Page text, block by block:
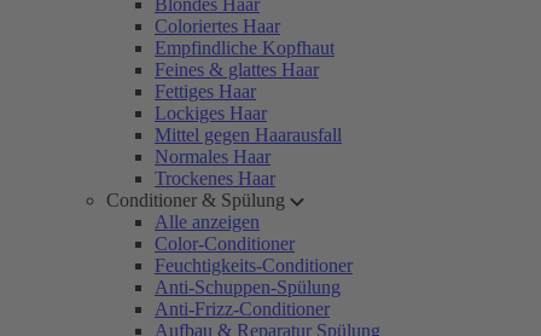
Blondes Haar
Coloriertes Haar
Empfindliche Kopfhaut
Feines & glattes Haar
Fettiges Haar
Lockiges Haar
Mittel gegen Haarausfall
Normales Haar
Trockenes Haar
Conditioner & Spülung
Alle anzeigen
Color-Conditioner
Feuchtigkeits-Conditioner
Anti-Schuppen-Spülung
Anti-Frizz-Conditioner
Aufbau & Reparatur Spülung